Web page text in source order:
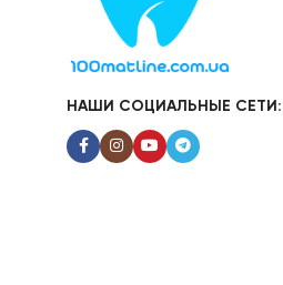
НАШИ СОЦИАЛЬНЫЕ СЕТИ: